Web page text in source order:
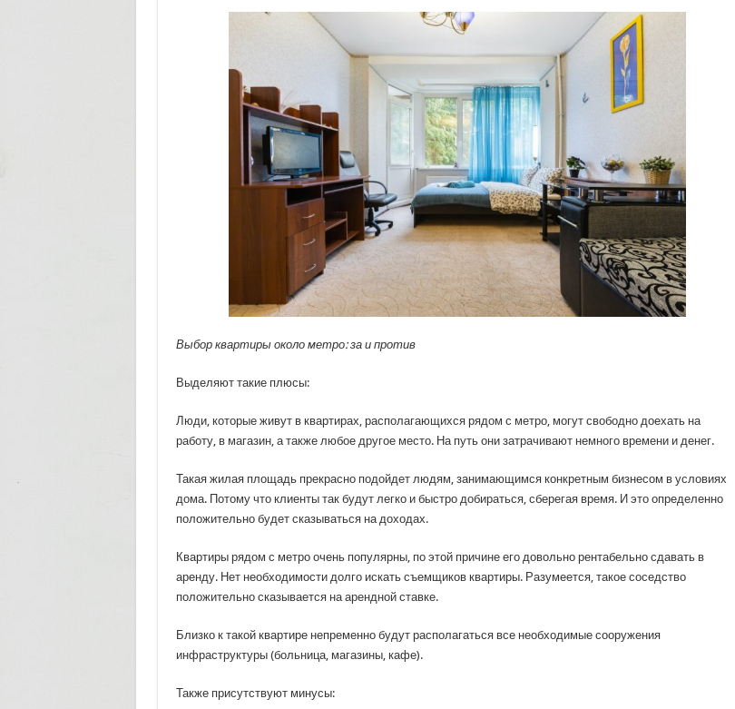
Выбор квартиры около метро: за и против
Выделяют такие плюсы:
Люди, которые живут в квартирах, располагающихся рядом с метро, могут свободно доехать на
работу, в магазин, а также любое другое место. На путь они затрачивают немного времени и денег.
Такая жилая площадь прекрасно подойдет людям, занимающимся конкретным бизнесом в условиях
дома. Потому что клиенты так будут легко и быстро добираться, сберегая время. И это определенно
положительно будет сказываться на доходах.
Квартиры рядом с метро очень популярны, по этой причине его довольно рентабельно сдавать в
аренду. Нет необходимости долго искать съемщиков квартиры. Разумеется, такое соседство
положительно сказывается на арендной ставке.
Близко к такой квартире непременно будут располагаться все необходимые сооружения
инфраструктуры (больница, магазины, кафе).
Также присутствуют минусы: